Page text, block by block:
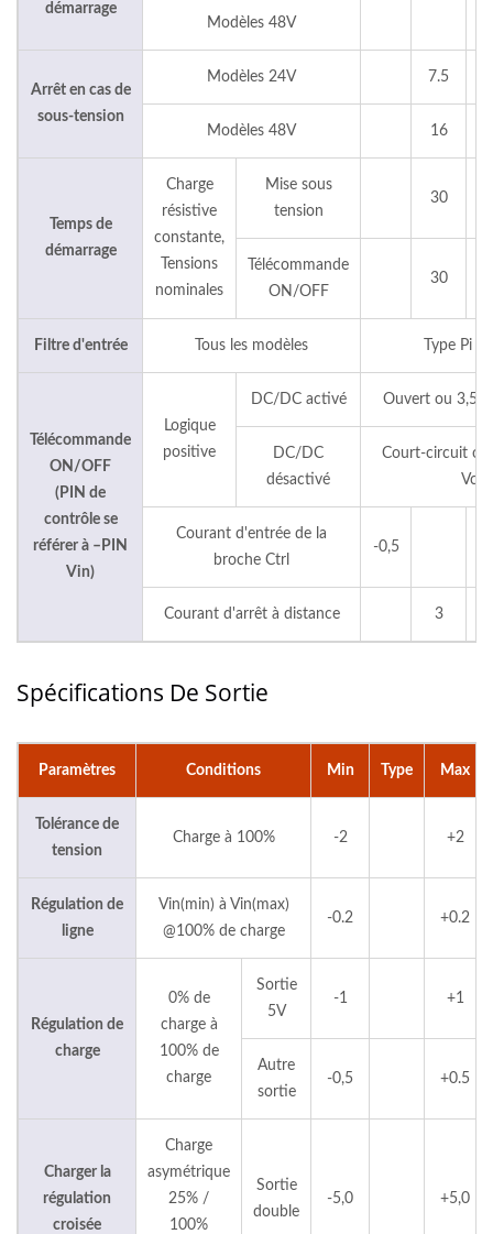
démarrage
Modèles 48V
Arrêt en cas de
sous-tension
Modèles 24V 7.5
Modèles 48V 16
Temps de
démarrage
Charge
résistive
constante,
Tensions
nominales
Mise sous
tension
30
Télécommande
ON/OFF
30
Filtre d'entrée Tous les modèles Type Pi
Télécommande
ON/OFF
(PIN de
contrôle se
référer à –PIN
Vin)
Logique
positive
DC/DC activé Ouvert ou 3,5
DC/DC
désactivé
Court-circuit ou
Vcc
Courant d'entrée de la
broche Ctrl
-0,5
Courant d'arrêt à distance 3
Spécifications De Sortie
Paramètres Conditions Min Type Max
Tolérance de
tension
Charge à 100% -2 +2
Régulation de
ligne
Vin(min) à Vin(max)
@100% de charge
-0.2 +0.2
Régulation de
charge
0% de
charge à
100% de
charge
Sortie
5V
-1 +1
Autre
sortie
-0,5 +0.5
Charger la
régulation
croisée
Charge
asymétrique
25% /
100%
Sortie
double
-5,0 +5,0